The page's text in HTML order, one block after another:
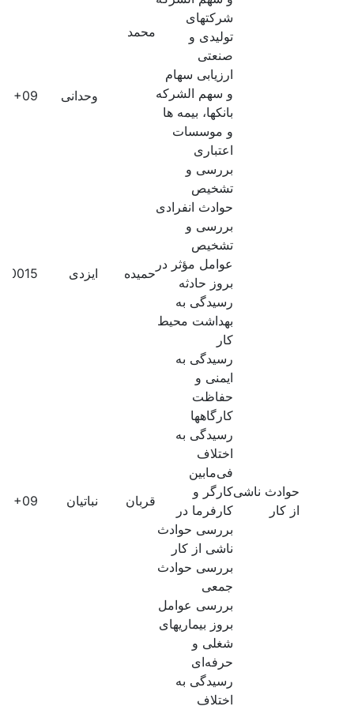
شرکتهای
تولیدی و
صنعتی
ارزیابی سهام
و سهم الشرکه
بانکها، بیمه ها
و موسسات
اعتباری
محمد
وحدانی
حوادث ناشی
از کار
بررسی و
تشخیص
حوادث انفرادی
بررسی و
تشخیص
عوامل مؤثر در
بروز حادثه
رسیدگی به
بهداشت محیط
کار
رسیدگی به
ایمنی و
حفاظت
کارگاهها
رسیدگی به
اختلاف
فی‌مابین
کارگر و
کارفرما در
بررسی حوادث
ناشی از کار
بررسی حوادث
جمعی
بررسی عوامل
بروز بیماریهای
شغلی و
حرفه‌ای
رسیدگی به
اختلاف
حمیده ایزدی
قربان نباتیان